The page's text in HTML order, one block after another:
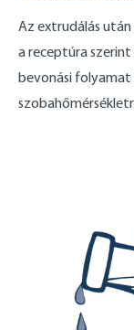
Az extrudálás
a receptúra
bevonási